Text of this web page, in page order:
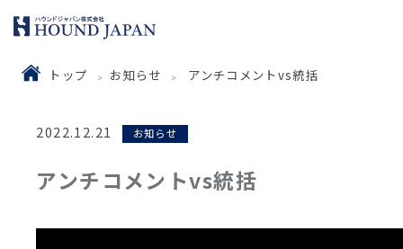
トップ お知らせ アンチコメントvs統括
2022.12.21 お知らせ
アンチコメントvs統括